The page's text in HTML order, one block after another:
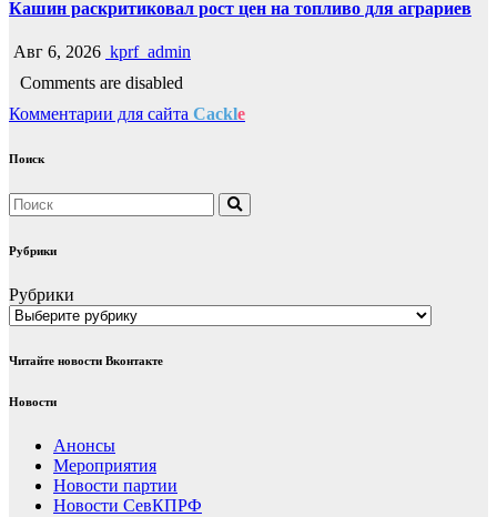
Кашин раскритиковал рост цен на топливо для аграриев
Авг 6, 2026 kprf_admin
Comments are disabled
Комментарии для сайта Cackle
Поиск
Рубрики
Рубрики
Читайте новости Вконтакте
Новости
Анонсы
Мероприятия
Новости партии
Новости СевКПРФ